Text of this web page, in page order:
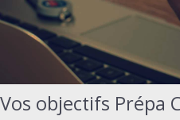
Vos objectifs Prépa